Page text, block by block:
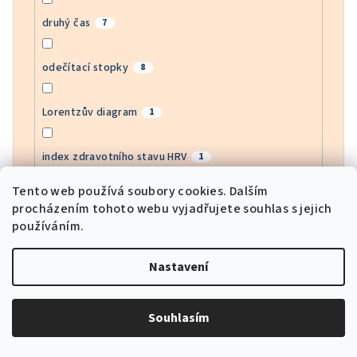
Tento web používá soubory cookies. Dalším
procházením tohoto webu vyjadřujete souhlas s jejich
používáním.
Nastavení
Souhlasím
druhý čas 7
odečítací stopky 8
Lorentzův diagram 1
index zdravotního stavu HRV 1
monitor EGG
monitor krevního kyslíku 11
sledování srdeční frekvence APP 1
sportovní režimy 11